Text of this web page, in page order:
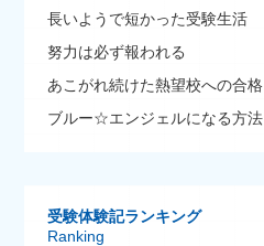
長いようで短かった受験生活
努力は必ず報われる
あこがれ続けた熱望校への合格
ブルー☆エンジェルになる方法
受験体験記ランキング
Ranking